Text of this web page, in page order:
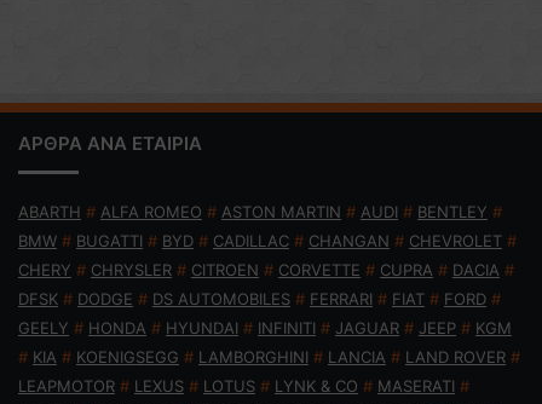
ΑΡΘΡΑ ΑΝΑ ΕΤΑΙΡΙΑ
ABARTH # ALFA ROMEO # ASTON MARTIN # AUDI # BENTLEY #
BMW # BUGATTI # BYD # CADILLAC # CHANGAN # CHEVROLET #
CHERY # CHRYSLER # CITROEN # CORVETTE # CUPRA # DACIA #
DFSK # DODGE # DS AUTOMOBILES # FERRARI # FIAT # FORD #
GEELY # HONDA # HYUNDAI # INFINITI # JAGUAR # JEEP # KGM
# KIA # KOENIGSEGG # LAMBORGHINI # LANCIA # LAND ROVER #
LEAPMOTOR # LEXUS # LOTUS # LYNK & CO # MASERATI #